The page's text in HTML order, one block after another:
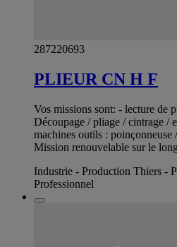
287220693
PLIEUR CN H F
Vos missions sont: - lecture de
Découpage / pliage / cintrage /
machines outils : poinçonneuse
Mission renouvelable sur le
Industrie - Production Thiers -
Professionnel